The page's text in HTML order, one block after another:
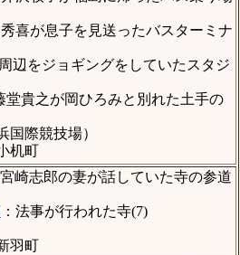
秀喜が息子を見送ったバスターミナ
辺をジョギングをしていたスタジ
堂貴之が岡ひろみと別れた土手の
国際競技場）
机町
宮崎志郎の妻が話していた寺の参道
：法事が行われた寺(7)
羽町